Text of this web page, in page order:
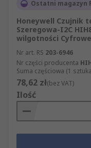
Ostatni magazyn
Honeywell Czujnik
Szeregowa-I2C
wilgotności Cyfrowe
Nr art. RS 203-6946
Nr części producenta
Suma częściowa (1
78,62 zł(bez VAT)
Ilość